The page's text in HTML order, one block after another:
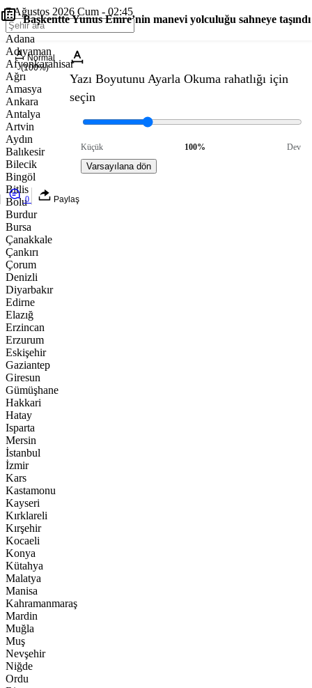
7 Ağustos 2026 Cum - 02:45
Adana
Adıyaman
Afyonkarahisar
Ağrı
Amasya
Ankara
Antalya
Artvin
Aydın
Balıkesir
Bilecik
Bingöl
Bitlis
Bolu
Burdur
Bursa
Çanakkale
Çankırı
Çorum
Denizli
Diyarbakır
Edirne
Elazığ
Erzincan
Erzurum
Eskişehir
Gaziantep
Giresun
Gümüşhane
Hakkari
Hatay
Isparta
Mersin
İstanbul
İzmir
Kars
Kastamonu
Kayseri
Kırklareli
Kırşehir
Kocaeli
Konya
Kütahya
Malatya
Manisa
Kahramanmaraş
Mardin
Muğla
Muş
Nevşehir
Niğde
Ordu
Başkentte Yunus Emre’nin manevi yolculuğu sahneye taşındı
Normal
(100%)
Yazı Boyutunu Ayarla Okuma rahatlığı için
seçin
Küçük 100% Dev
Varsayılana dön
0 Paylaş